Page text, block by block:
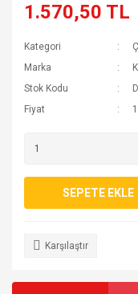
1.570,50 TL
Kategori
Marka
Stok Kodu
Fiyat
SEPETE EKLE
Karşılaştır